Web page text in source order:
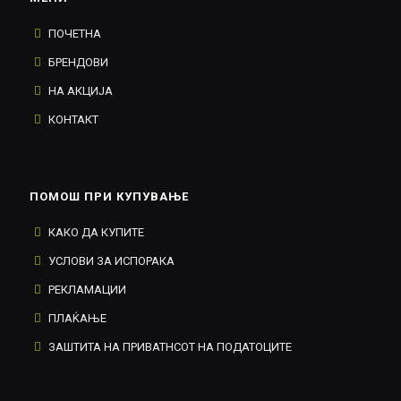
ПОЧЕТНА
БРЕНДОВИ
НА АКЦИЈА
КОНТАКТ
ПОМОШ ПРИ КУПУВАЊЕ
КАКО ДА КУПИТЕ
УСЛОВИ ЗА ИСПОРАКА
РЕКЛАМАЦИИ
ПЛАЌАЊЕ
ЗАШТИТА НА ПРИВАТНСОТ НА ПОДАТОЦИТЕ